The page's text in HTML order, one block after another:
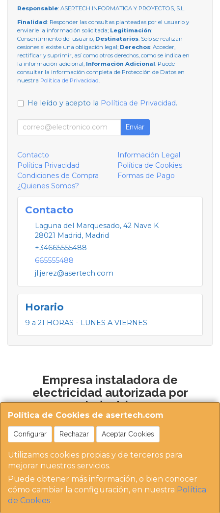
Política de Cookies de asertech.com
Configurar Rechazar Aceptar Cookies
Utilizamos cookies propias y de terceros para
mejorar nuestros servicios.
Puede obtener más información, o bien conocer
cómo cambiar la configuración, en nuestra Política
de Cookies.
Responsable: ASERTECH INFORMATICA Y PROYECTOS, S.L.
Finalidad: Responder las consultas planteadas por el usuario y
enviarle la información solicitada; Legitimación:
Consentimiento del usuario; Destinatarios: Solo se realizan
cesiones si existe una obligación legal; Derechos: Acceder,
rectificar y suprimir, así como otros derechos, como se indica en
la información adicional; Información Adicional: Puede
consultar la información completa de Protección de Datos en
nuestra Política de Privacidad
He leído y acepto la Política de Privacidad.
Enviar
Contacto
Información Legal
Política Privacidad
Política de Cookies
Condiciones de Compra
Formas de Pago
¿Quienes Somos?
Contacto
Laguna del Marquesado, 42 Nave K
28021 Madrid, Madrid
+34665555488
665555488
jl.jerez@asertech.com
Horario
9 a 21 HORAS - LUNES A VIERNES
Empresa instaladora de
electricidad autorizada por
Industria
https://instaladoresdemadrid.com/at_biz_dir/asertec
h-ip/